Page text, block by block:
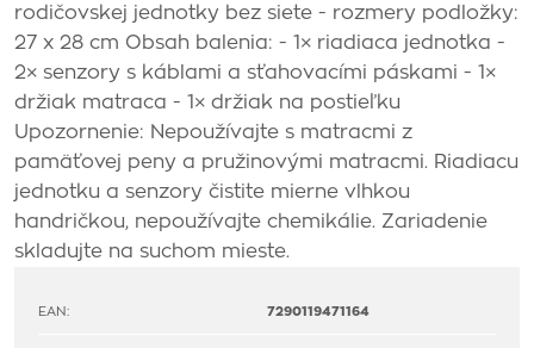
rodičovskej jednotky bez siete - rozmery podložky:
27 x 28 cm Obsah balenia: - 1× riadiaca jednotka -
2× senzory s káblami a sťahovacími páskami - 1×
držiak matraca - 1× držiak na postieľku
Upozornenie: Nepoužívajte s matracmi z
pamäťovej peny a pružinovými matracmi. Riadiacu
jednotku a senzory čistite mierne vlhkou
handričkou, nepoužívajte chemikálie. Zariadenie
skladujte na suchom mieste.
EAN: 7290119471164